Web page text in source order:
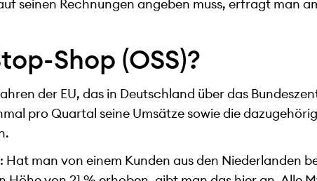
seinen Rechnungen angeben muss, erfragt man
Shop (OSS)?
der EU, das in Deutschland über das
pro Quartal seine Umsätze sowie die
Hat man von einem Kunden aus den Niederlanden